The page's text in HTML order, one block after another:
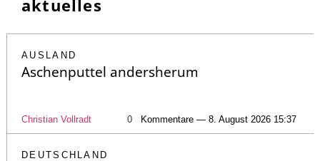
aktuelles
AUSLAND
Aschenputtel andersherum
Christian Vollradt 0 Kommentare — 8. August 2026 15:37
DEUTSCHLAND